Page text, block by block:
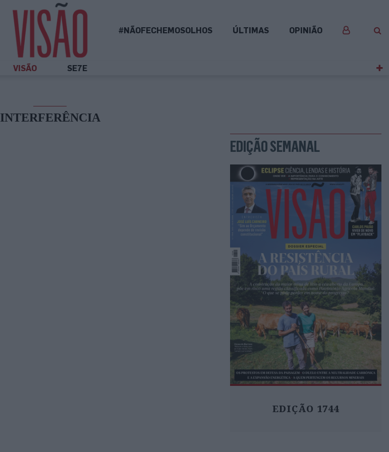
#NÃOFECHEMOSOLHOS ÚLTIMAS OPINIÃO
VISÃO SE7E
INTERFERÊNCIA
EDIÇÃO SEMANAL
EDIÇÃO 1744